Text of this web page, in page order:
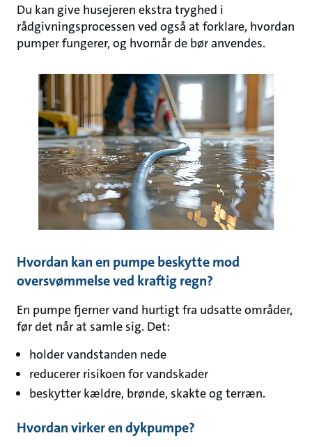
Du kan give husejeren ekstra tryghed i
rådgivningsprocessen ved også at forklare, hvordan
pumper fungerer, og hvornår de bør anvendes.
Hvordan kan en pumpe beskytte mod
oversvømmelse ved kraftig regn?
En pumpe fjerner vand hurtigt fra udsatte områder,
før det når at samle sig. Det:
holder vandstanden nede
reducerer risikoen for vandskader
beskytter kældre, brønde, skakte og terræn.
Hvordan virker en dykpumpe?